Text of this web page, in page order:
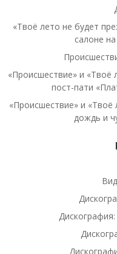
«Твоё лето не будет
салоне
«Происшествие» и «Твоё
пост-пати
«Происшествие» и «Твоё
дождь и